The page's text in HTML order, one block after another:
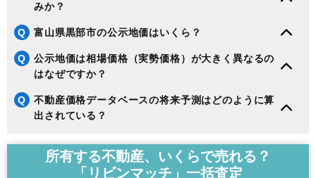
みか？
Q 富山県黒部市の公示地価はいくら？
Q
公示地価は相場価格（実勢価格）が大きく異なるの
はなぜですか？
Q
不動産価格データベースの将来予測はどのように算
出されている？
所有する不動産、いくらで売れる？
「リビンマッチ」一括査定